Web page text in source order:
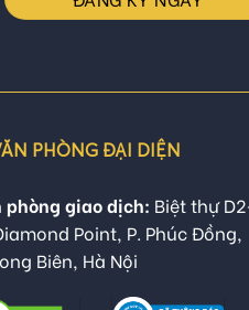
PHÒNG ĐẠI DIỆN
phòng giao dịch: Biệt thự
Point, P. Phúc Đồng,
Biên, Hà Nội